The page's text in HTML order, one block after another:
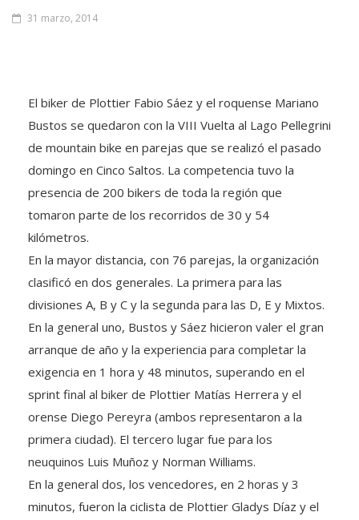
31 marzo, 2014
El biker de Plottier Fabio Sáez y el roquense Mariano
Bustos se quedaron con la VIII Vuelta al Lago Pellegrini
de mountain bike en parejas que se realizó el pasado
domingo en Cinco Saltos. La competencia tuvo la
presencia de 200 bikers de toda la región que
tomaron parte de los recorridos de 30 y 54
kilómetros.
En la mayor distancia, con 76 parejas, la organización
clasificó en dos generales. La primera para las
divisiones A, B y C y la segunda para las D, E y Mixtos.
En la general uno, Bustos y Sáez hicieron valer el gran
arranque de año y la experiencia para completar la
exigencia en 1 hora y 48 minutos, superando en el
sprint final al biker de Plottier Matías Herrera y el
orense Diego Pereyra (ambos representaron a la
primera ciudad). El tercero lugar fue para los
neuquinos Luis Muñoz y Norman Williams.
En la general dos, los vencedores, en 2 horas y 3
minutos, fueron la ciclista de Plottier Gladys Díaz y el